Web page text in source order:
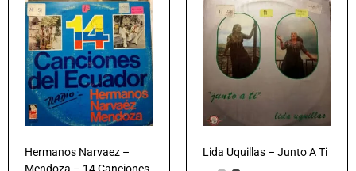
Hermanos Narvaez –
Mendoza – 14 Canciones
Lida Uquillas – Junto A Ti